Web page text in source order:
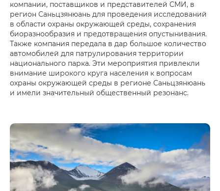
компании, поставщиков и представителей СМИ, в
регион Саньцзянюань для проведения исследований
в области охраны окружающей среды, сохранения
биоразнообразия и предотвращения опустынивания.
Также компания передала в дар большое количество
автомобилей для патрулирования территории
национального парка. Эти мероприятия привлекли
внимание широкого круга населения к вопросам
охраны окружающей среды в регионе Саньцзянюань
и имели значительный общественный резонанс.